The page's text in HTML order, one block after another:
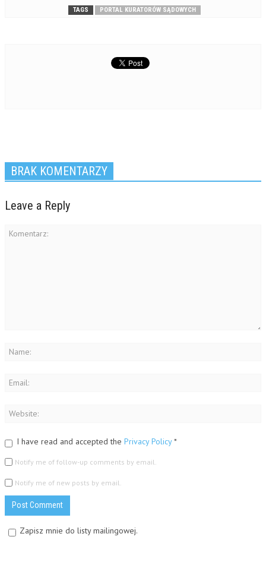
TAGS PORTAL KURATORÓW SĄDOWYCH
BRAK KOMENTARZY
Leave a Reply
I have read and accepted the Privacy Policy*
Notify me of follow-up comments by email.
Notify me of new posts by email.
Zapisz mnie do listy mailingowej.